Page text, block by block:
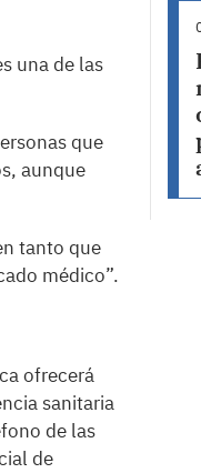
una de las
que
aunque
tanto que
médico”.
ofrecerá
sanitaria
de las
de